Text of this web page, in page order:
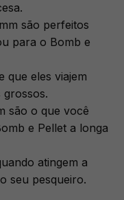
são perfeitos
para o Bomb e
que eles viajem
grossos.
são o que você
e Pellet a longa
atingem a
seu pesqueiro.